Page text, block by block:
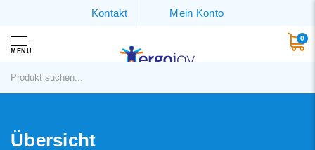
Kontakt Mein Konto
MENU
0
Übersicht